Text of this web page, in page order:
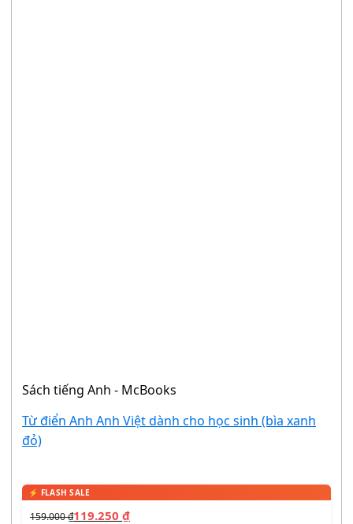
Sách tiếng Anh - McBooks
Từ điển Anh Anh Việt dành cho học sinh (bìa xanh
đỏ)
159.000₫119.250 ₫